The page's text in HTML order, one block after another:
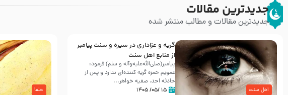
جدیدترین مقالات
جدیدترین مقالات و مطالب منتشر شده
اهل سنت
گریه و عزاداری در سیره و سنت پیامبر
از منابع اهل سنت
پیامبر(صلی‌الله‌علیه‌وآله و سلم) فرمود:
عمویم حمزه گریه کننده‌ای ندارد و پس از
حادثه احد، صفیه خواهر...
۱۵ /۰۵/ ۱۴۰۵ خلفا